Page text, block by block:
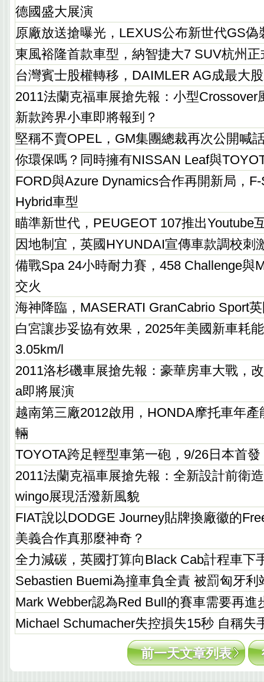
德國盛大展演
原廠放送搶曝光，LEXUS公布新世代GS偽
東風裕隆首款車型，納智捷大7 SUV杭州正
台灣賓士股權轉移，DAIMLER AG成最大
2011法蘭克福車展搶先報：小型Crossover
新款跨界小車即將報到？
堅稱不賣OPEL，GM集團總裁再次公開喊
你環保嗎？同時擁有NISSAN Leaf與
FORD與Azure Dynamics合作再開新局，
Hybrid車型
瞄準新世代，PEUGEOT 107推出Youtube
因地制宜，英國HYUNDAI宣傳車款調校刺
備戰Spa 24小時耐力賽，458 Challenge與
交火
海神降臨，MASERATI GranCabrio Sport
白宮讓步妥協有效果，2025年美國新車耗
3.05km/l
2011洛杉磯車展搶先報：豪華房車大戰，
a即將展演
越南第三廠2012啟用，HONDA摩托車年產
輛
TOYOTA跨足輕型車第一砲，9/26日本首發
2011法蘭克福車展搶先報：全新設計前衛
wingo展現活潑新風貌
FIAT說以DODGE Journey貼牌換廠徽的
美義合作真那麼神奇？
全力減碳，英國打算向Black Cab計程車下
Sebastien Buemi為撞車負全責 被罰匈牙利
Mark Webber認為Red Bull的賽車需要再進
Michael Schumacher失控損失15秒 自稱失
前一天文章列表